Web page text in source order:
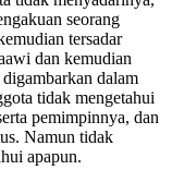
seorang
tersadar
dan kemudian
dalam
tidak mengetahui
pemimpinnya, dan
Namun tidak
apapun.